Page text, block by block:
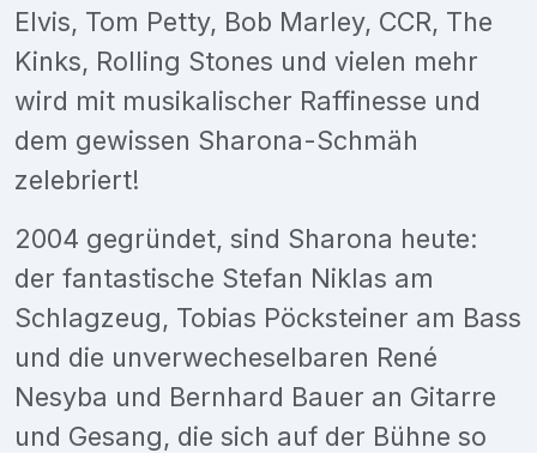
Elvis, Tom Petty, Bob Marley, CCR, The
Kinks, Rolling Stones und vielen mehr
wird mit musikalischer Raffinesse und
dem gewissen Sharona-Schmäh
zelebriert!
2004 gegründet, sind Sharona heute:
der fantastische Stefan Niklas am
Schlagzeug, Tobias Pöcksteiner am Bass
und die unverwecheselbaren René
Nesyba und Bernhard Bauer an Gitarre
und Gesang, die sich auf der Bühne so